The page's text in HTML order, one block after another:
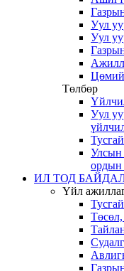
Уул
Уул
Төлбөр
Уул
Улсын
ордын
ИЛ ТОД
Үйл